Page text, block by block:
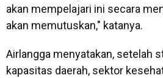
akan mempelajari ini secara
akan memutuskan," katanya.
Airlangga menyatakan, setelah
kapasitas daerah, sektor